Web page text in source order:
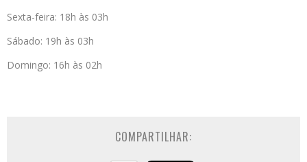
Sexta-feira: 18h às 03h
Sábado: 19h às 03h
Domingo: 16h às 02h
COMPARTILHAR: